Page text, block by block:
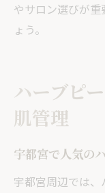
やサロン選びが
ょう。
ハーブピ
肌管理
宇都宮で人気の
宇都宮周辺では